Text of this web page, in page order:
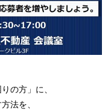
の方」に、
法を、